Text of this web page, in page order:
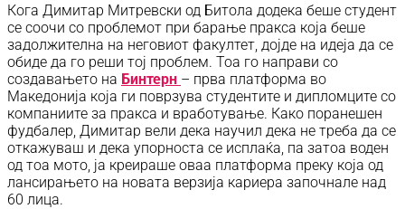
Кога Димитар Митревски од Битола додека беше студент
се соочи со проблемот при барање пракса која беше
задолжителна на неговиот факултет, дојде на идеја да се
обиде да го реши тој проблем. Тоа го направи со
создавањето на Бинтерн – прва платформа во
Македонија која ги поврзува студентите и дипломците со
компаниите за пракса и вработување. Како поранешен
фудбалер, Димитар вели дека научил дека не треба да се
откажуваш и дека упорноста се исплаќа, па затоа воден
од тоа мото, ја креираше оваа платформа преку која од
лансирањето на новата верзија кариера започнале над
60 лица.